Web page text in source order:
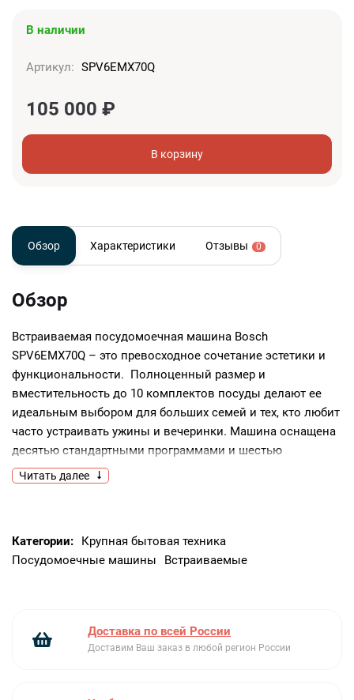
В наличии
Артикул: SPV6EMX70Q
105 000 ₽
В корзину
Обзор Характеристики Отзывы 0
Обзор
Встраиваемая посудомоечная машина Bosch
SPV6EMX70Q – это превосходное сочетание эстетики и
функциональности. Полноценный размер и
вместительность до 10 комплектов посуды делают ее
идеальным выбором для больших семей и тех, кто любит
часто устраивать ужины и вечеринки. Машина оснащена
десятью стандартными программами и шестью
температурными режимами, что позволяет выбрать
наиболее подходящий вариант для каждого типа посуды.
вид. Управление осуществляется при помощи кнопок, а
наличие дисплея облегчает процесс выбора программы
приложение на смартфоне. Это очень удобно, если вы
индикаторами наличия ополаскивателя и соли, а также
Читать далее
Категории:
Крупная бытовая техника
Посудомоечные машины
Встраиваемые
Доставка по всей России
Доставим Ваш заказ в любой регион России